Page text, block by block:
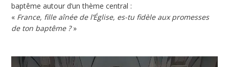
baptême autour d’un thème central :
« France, fille aînée de l’Église, es-tu fidèle aux promesses
de ton baptême ?»